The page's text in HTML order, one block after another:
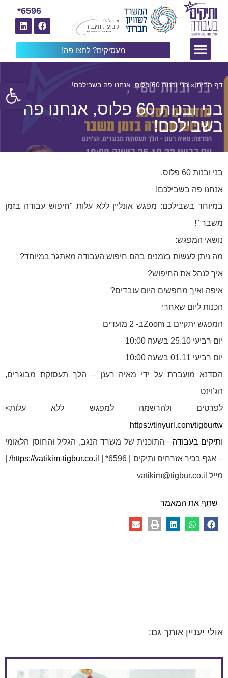
מעסיקים? לחצו פה!
6596*
דף הבית » בני ובנות 60 פלוס, אנחנו פה בשבילכם!
בני ובנות 60 פלוס, אנחנו פה
בשבילכם!
בני ובנות 60 פלוס,
אנחנו פה בשבילכם!
במיוחד בשבילכם: מפגש אונליין ללא עלות "חיפוש עבודה בזמן
משבר "!
נושאי המפגש:
מה ניתן לעשות בזמנים בהם חיפוש העבודה מאתגר במיוחד?
איך לנהל את החיפוש?
איפה ואיך מחפשים היום עובדים?
הכנות ליום שאחרי
המפגש יתקיים ב Zoomב- 2 מועדים
יום רביעי 25.10 בשעה 10:00
יום רביעי 01.11 בשעה 10:00
הסדנא מועברת על ידי מאיה רענן – הלך תעסוקת מבוגרים,
הג'וינט
לפרטים ולהרשמה למפגש ללא עלות>
https://tinyurl.com/tigburtw
ותיקים בעבודה– התוכנית של משרד הנגב, הגליל והחוסן הלאומי
– אגף בכיר אזרחים ותיקים | 6596* |
https://vatikim-tigbur.co.il/
|
מייל vatikim@tigbur.co.il
שתף את המאמר
אולי יעניין אותך גם: